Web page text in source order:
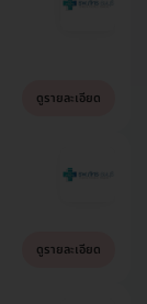
ดูรายละเอียด
ดูรายละเอียด